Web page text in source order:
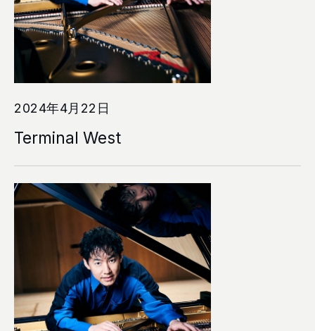
2024年4月22日
Terminal West